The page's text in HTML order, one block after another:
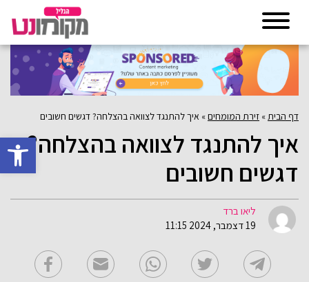
פתח
דף הבית » זירת המומחים» איך להתנגד לצוואה בהצלחה? דגשים חשובים
איך להתנגד לצוואה בהצלחה?
דגשים חשובים
ליאו ברד
19 דצמבר, 2024 11:15